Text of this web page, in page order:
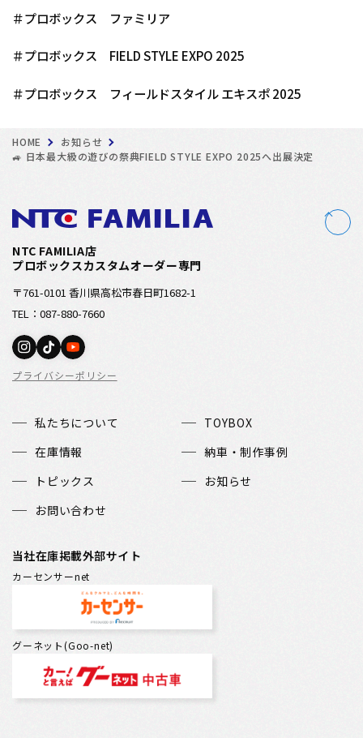
＃プロボックス ファミリア
＃プロボックス FIELD STYLE EXPO 2025
＃プロボックス フィールドスタイル エキスポ 2025
HOME
お知らせ
🚙 日本最大級の遊びの祭典FIELD STYLE EXPO 2025へ出展決定
NTC FAMILIA店
プロボックスカスタムオーダー専門
〒761-0101 香川県高松市春日町1682-1
TEL：087-880-7660
プライバシーポリシー
私たちについて
TOYBOX
在庫情報
納車・制作事例
トピックス
お知らせ
お問い合わせ
当社在庫掲載外部サイト
カーセンサーnet
グーネット(Goo-net)